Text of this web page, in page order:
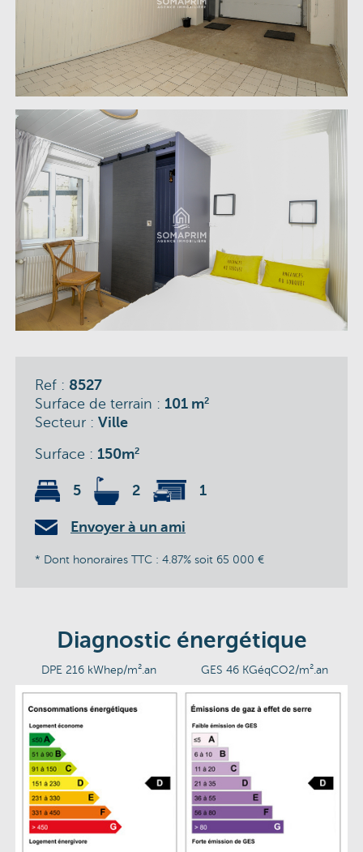
Ref : 8527
Surface de terrain : 101 m2
Secteur : Ville
Surface : 150m2
5 2 1
Envoyer à un ami
* Dont honoraires TTC : 4.87% soit 65 000 €
Diagnostic énergétique
DPE 216 kWhep/m².an GES 46 KGéqCO2/m².an